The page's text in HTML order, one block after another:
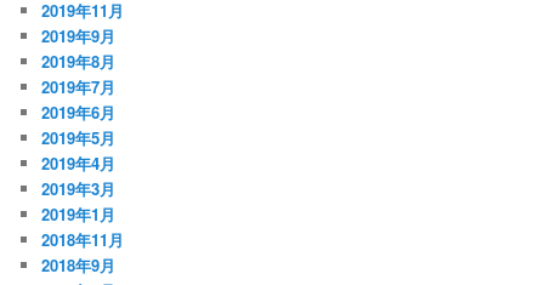
2019年11月
2019年9月
2019年8月
2019年7月
2019年6月
2019年5月
2019年4月
2019年3月
2019年1月
2018年11月
2018年9月